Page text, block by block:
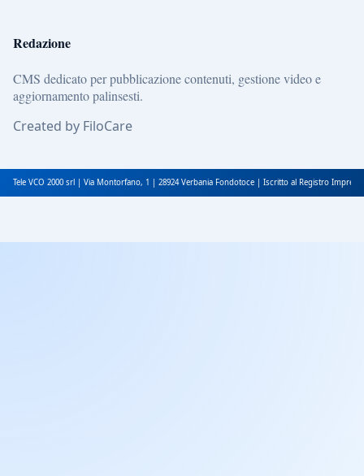
Redazione
CMS dedicato per pubblicazione contenuti, gestione video e
aggiornamento palinsesti.
Created by FiloCare
Tele VCO 2000 srl | Via Montorfano, 1 | 28924 Verbania Fondotoce | Iscritto al Registro Imprese